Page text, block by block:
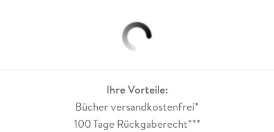
Ihre Vorteile:
Bücher versandkostenfrei*
100 Tage Rückgaberecht***